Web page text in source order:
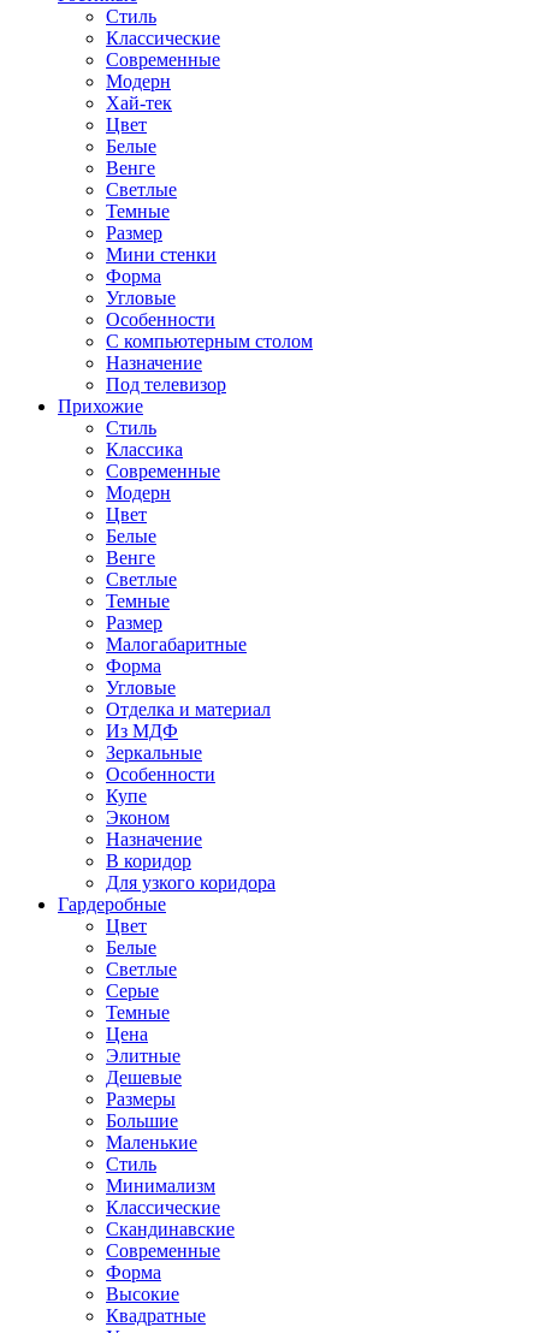
Стиль
Классические
Современные
Модерн
Хай-тек
Цвет
Белые
Венге
Светлые
Темные
Размер
Мини стенки
Форма
Угловые
Особенности
С компьютерным столом
Назначение
Под телевизор
Прихожие
Стиль
Классика
Современные
Модерн
Цвет
Белые
Венге
Светлые
Темные
Размер
Малогабаритные
Форма
Угловые
Отделка и материал
Из МДФ
Зеркальные
Особенности
Купе
Эконом
Назначение
В коридор
Для узкого коридора
Гардеробные
Цвет
Белые
Светлые
Серые
Темные
Цена
Элитные
Дешевые
Размеры
Большие
Маленькие
Стиль
Минимализм
Классические
Скандинавские
Современные
Форма
Высокие
Квадратные